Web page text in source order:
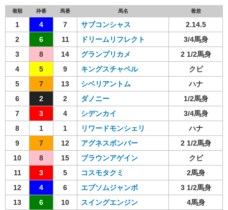
着順 枠番 馬番 馬名 着差
1 4 7 サブコンシャス
2.14.5
2
6 11 ドリームリフレクト
3/4馬身
3
8 14 グランプリカメ
2 1/2馬身
4
5 9 キングスチャペル
クビ
5
7 13 シベリアントム
ハナ
6
2 2 ダノニー
1/2馬身
7
3 4 シデンカイ
3/4馬身
8
1 1 リワードモンシェリ
ハナ
9
7 12 アグネスボンバー
2 1/2馬身
10
8 15 ブラウンアゲイン
クビ
11
3 5 コスモタクミ
2馬身
12
4 6 エプソムジャンボ
3 1/2馬身
13
6 10 スイングエンジン
4馬身